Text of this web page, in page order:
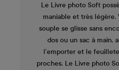
Le Livre photo Soft
maniable et très
souple se glisse sans
dos ou un sac à main,
l’emporter et le
proches. Le Livre photo